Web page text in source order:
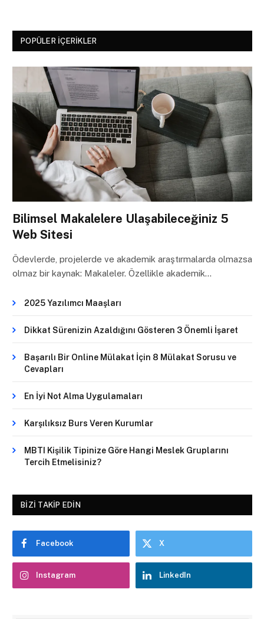
POPÜLER İÇERIKLER
Bilimsel Makalelere Ulaşabileceğiniz 5
Web Sitesi
Ödevlerde, projelerde ve akademik araştırmalarda olmazsa
olmaz bir kaynak: Makaleler. Özellikle akademik…
2025 Yazılımcı Maaşları
Dikkat Sürenizin Azaldığını Gösteren 3 Önemli İşaret
Başarılı Bir Online Mülakat İçin 8 Mülakat Sorusu ve
Cevapları
En İyi Not Alma Uygulamaları
Karşılıksız Burs Veren Kurumlar
MBTI Kişilik Tipinize Göre Hangi Meslek Gruplarını
Tercih Etmelisiniz?
BIZI TAKIP EDIN
Facebook X
Instagram LinkedIn